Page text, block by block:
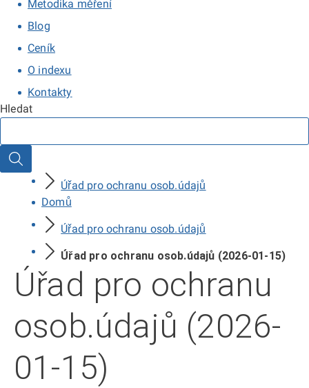
Metodika měření
Blog
Ceník
O indexu
Kontakty
Hledat
Hledat
Úřad pro ochranu osob.údajů
Domů
Úřad pro ochranu osob.údajů
Úřad pro ochranu osob.údajů (2026-01-15)
Úřad pro ochranu
osob.údajů (2026-
01-15)